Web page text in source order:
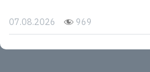
07.08.2026 969